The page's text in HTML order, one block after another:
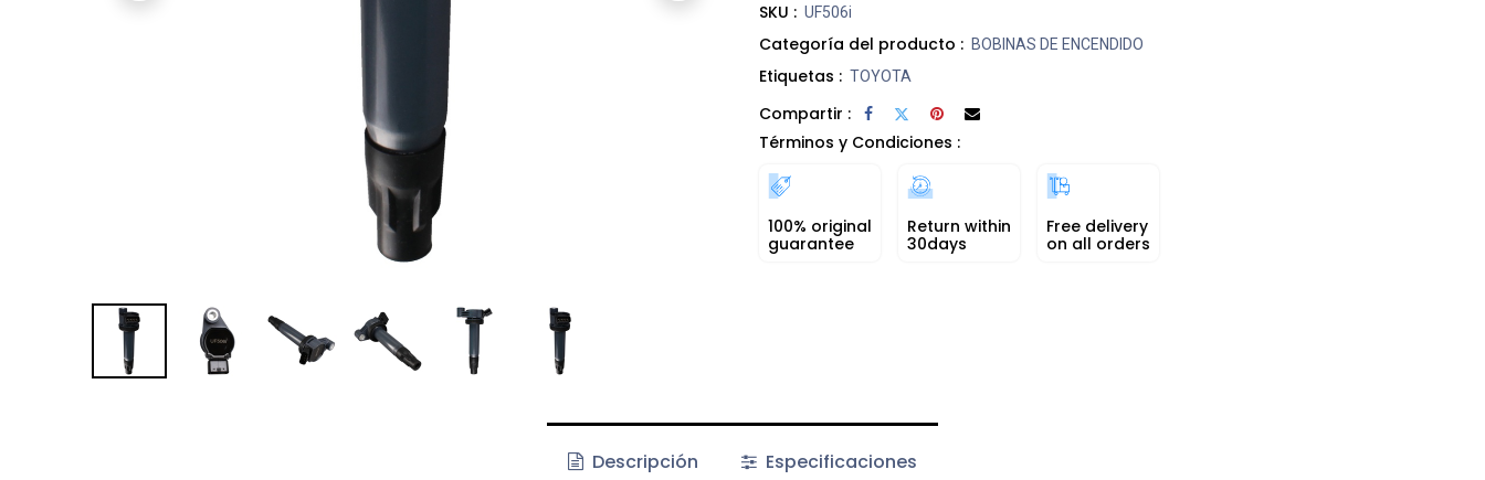
SKU : UF506i
Categoría del producto : BOBINAS DE ENCENDIDO
Etiquetas : TOYOTA
Compartir :
Términos y Condiciones :
100% original
guarantee
Return within
30days
Free delivery
on all orders
Descripción Especificaciones